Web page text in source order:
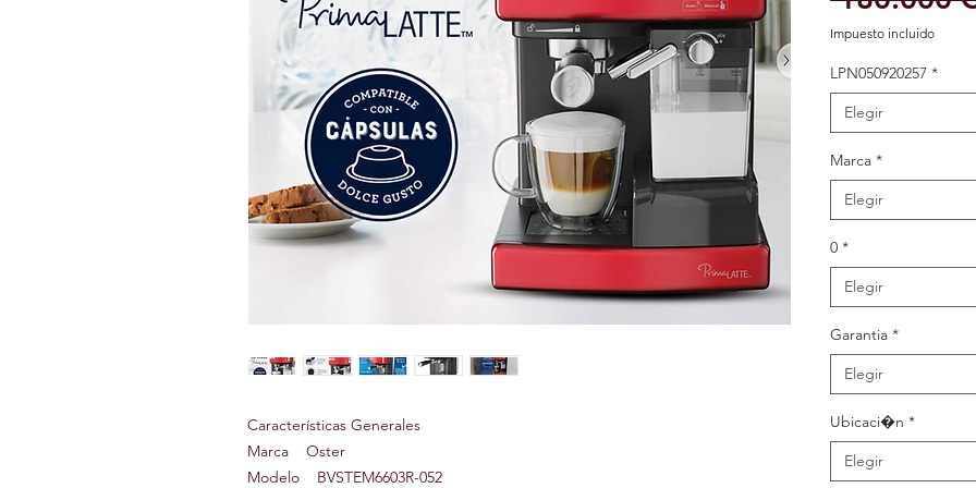
Características Generales
Marca Oster
Modelo BVSTEM6603R-052
Impuesto incluido
LPN050920257 *
Elegir
Marca *
Elegir
0 *
Elegir
Garantia *
Elegir
Ubicaci�n *
Elegir